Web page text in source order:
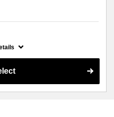
ットをしていきます。
皮と髪をクレンジング。
サージ。血行を促進し頭皮と髪を